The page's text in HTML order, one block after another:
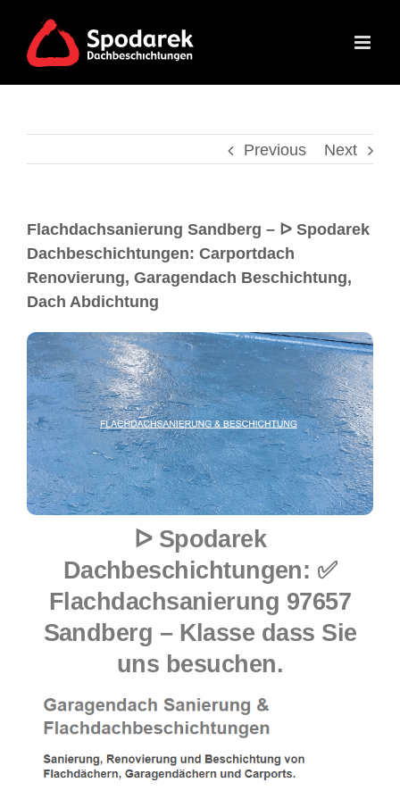
Previous Next
Flachdachsanierung Sandberg – ᐅ Spodarek
Dachbeschichtungen: Carportdach
Renovierung, Garagendach Beschichtung,
Dach Abdichtung
ᐅ Spodarek
Dachbeschichtungen: ✅
Flachdachsanierung 97657
Sandberg – Klasse dass Sie
uns besuchen.